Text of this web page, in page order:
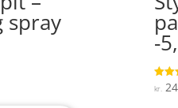
spray
-
3.8
kr.